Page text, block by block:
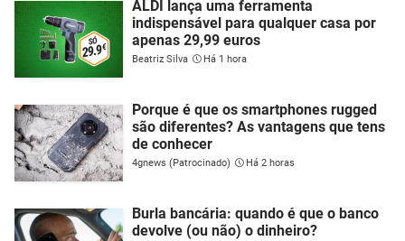
ALDI lança uma ferramenta
indispensável para qualquer casa por
apenas 29,99 euros
Beatriz Silva Há 1 hora
Porque é que os smartphones rugged
são diferentes? As vantagens que tens
de conhecer
4gnews (Patrocinado) Há 2 horas
Burla bancária: quando é que o banco
devolve (ou não) o dinheiro?